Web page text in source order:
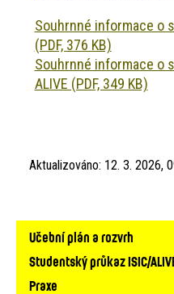
Souhrnné informace o
(PDF, 376 KB)
Souhrnné informace o
ALIVE (PDF, 349 KB)
Aktualizováno: 12. 3. 2026,
Hlavní
navigace
Učební plán a rozvrh
Studentský průkaz ISIC/
Praxe